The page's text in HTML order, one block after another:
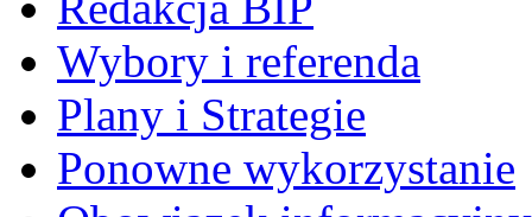
Wybory i referenda
Plany i Strategie
Ponowne wykorzystanie